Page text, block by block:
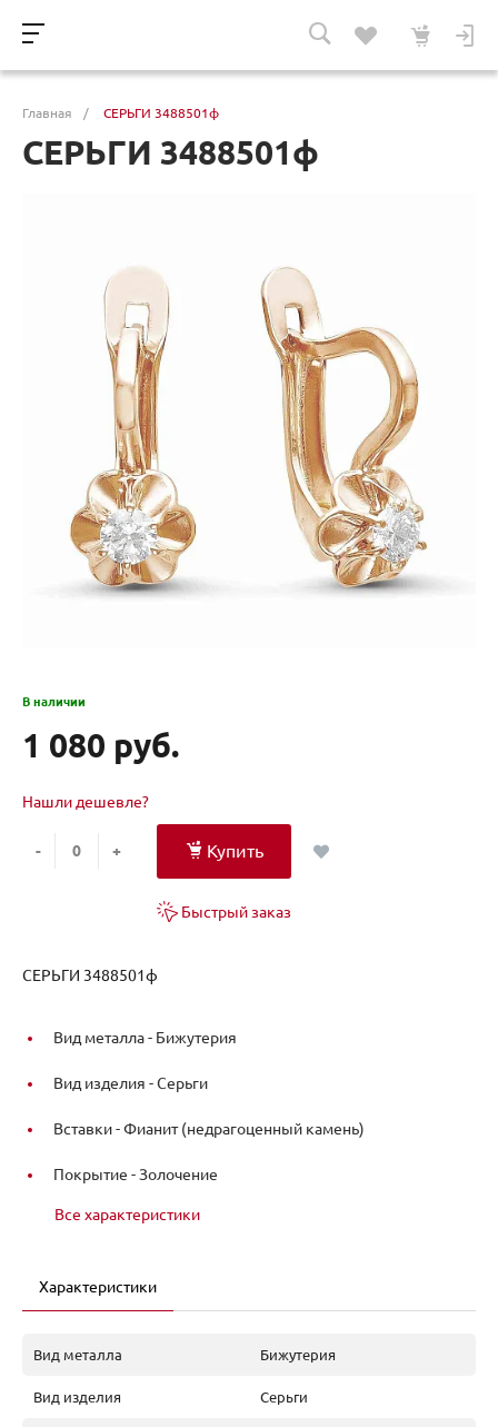
Главная / СЕРЬГИ 3488501ф
СЕРЬГИ 3488501ф
В наличии
1 080 руб.
Нашли дешевле?
- + Купить
Быстрый заказ
СЕРЬГИ 3488501ф
Вид металла - Бижутерия
Вид изделия -Серьги
Вставки -Фианит (недрагоценный камень)
Покрытие -Золочение
Все характеристики
Характеристики
Вид металла Бижутерия
Вид изделия Серьги